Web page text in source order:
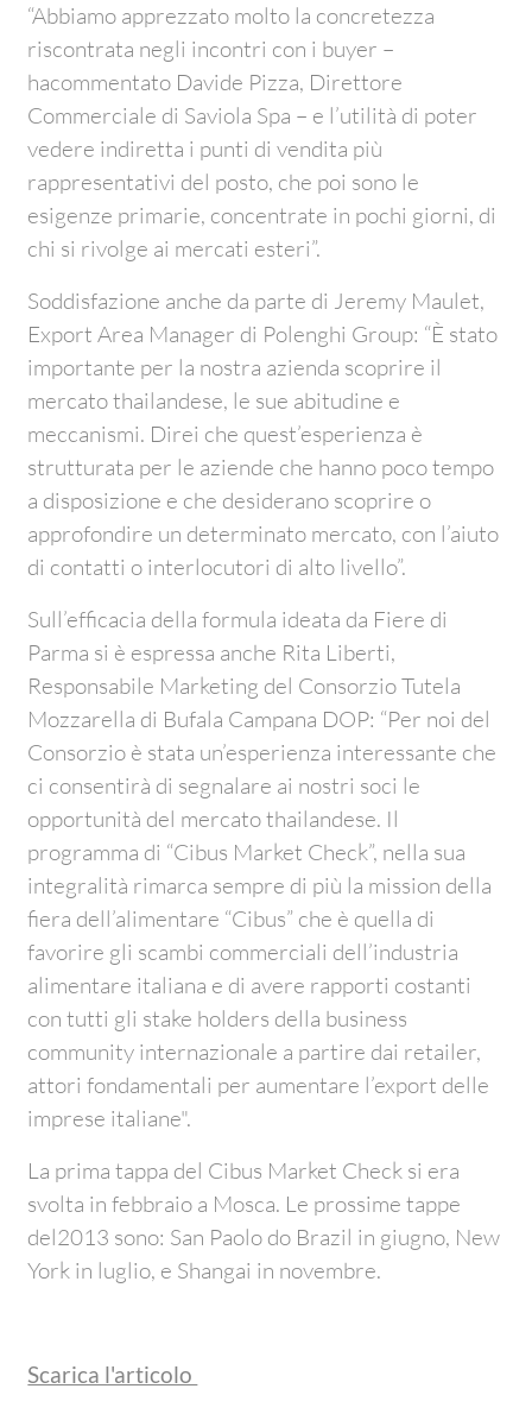
“Abbiamo apprezzato molto la concretezza
riscontrata negli incontri con i buyer –
hacommentato Davide Pizza, Direttore
Commerciale di Saviola Spa – e l’utilità di poter
vedere indiretta i punti di vendita più
rappresentativi del posto, che poi sono le
esigenze primarie, concentrate in pochi giorni, di
chi si rivolge ai mercati esteri”.
Soddisfazione anche da parte di Jeremy Maulet,
Export Area Manager di Polenghi Group: “È stato
importante per la nostra azienda scoprire il
mercato thailandese, le sue abitudine e
meccanismi. Direi che quest’esperienza è
strutturata per le aziende che hanno poco tempo
a disposizione e che desiderano scoprire o
approfondire un determinato mercato, con l’aiuto
di contatti o interlocutori di alto livello”.
Sull’efficacia della formula ideata da Fiere di
Parma si è espressa anche Rita Liberti,
Responsabile Marketing del Consorzio Tutela
Mozzarella di Bufala Campana DOP: “Per noi del
Consorzio è stata un’esperienza interessante che
ci consentirà di segnalare ai nostri soci le
opportunità del mercato thailandese. Il
programma di “Cibus Market Check”, nella sua
integralità rimarca sempre di più la mission della
fiera dell’alimentare “Cibus” che è quella di
favorire gli scambi commerciali dell’industria
alimentare italiana e di avere rapporti costanti
con tutti gli stake holders della business
community internazionale a partire dai retailer,
attori fondamentali per aumentare l’export delle
imprese italiane".
La prima tappa del Cibus Market Check si era
svolta in febbraio a Mosca. Le prossime tappe
del2013 sono: San Paolo do Brazil in giugno, New
York in luglio, e Shangai in novembre.
Scarica l'articolo